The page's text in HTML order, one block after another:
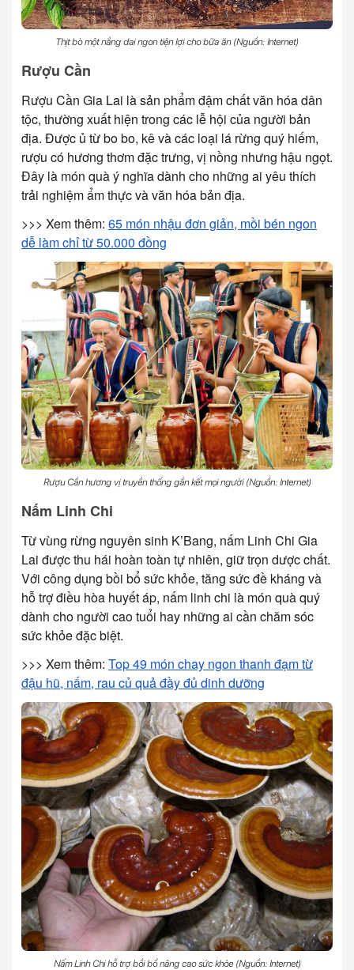
Thịt bò một nắng dai ngon tiện lợi cho bữa ăn (Nguồn: Internet)
Rượu Cần
Rượu Cần Gia Lai là sản phẩm đậm chất văn hóa dân
tộc, thường xuất hiện trong các lễ hội của người bản
địa. Được ủ từ bo bo, kê và các loại lá rừng quý hiếm,
rượu có hương thơm đặc trưng, vị nồng nhưng hậu ngọt.
Đây là món quà ý nghĩa dành cho những ai yêu thích
trải nghiệm ẩm thực và văn hóa bản địa.
>>> Xem thêm: 65 món nhậu đơn giản, mồi bén ngon
dễ làm chỉ từ 50.000 đồng
Rượu Cần hương vị truyền thống gắn kết mọi người (Nguồn: Internet)
Nấm Linh Chi
Từ vùng rừng nguyên sinh K’Bang, nấm Linh Chi Gia
Lai được thu hái hoàn toàn tự nhiên, giữ trọn dược chất.
Với công dụng bồi bổ sức khỏe, tăng sức đề kháng và
hỗ trợ điều hòa huyết áp, nấm linh chi là món quà quý
dành cho người cao tuổi hay những ai cần chăm sóc
sức khỏe đặc biệt.
>>> Xem thêm: Top 49 món chay ngon thanh đạm từ
đậu hũ, nấm, rau củ quả đầy đủ dinh dưỡng
Nấm Linh Chi hỗ trợ bồi bổ nâng cao sức khỏe (Nguồn: Internet)